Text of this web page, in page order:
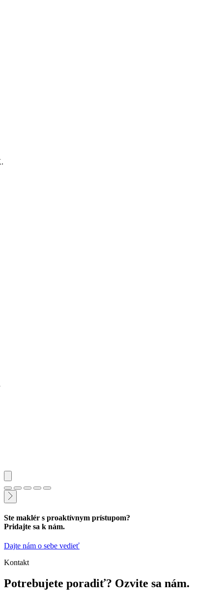
Ste maklér s proaktívnym prístupom?
Pridajte sa k nám.
Dajte nám o sebe vedieť
Kontakt
Potrebujete poradiť? Ozvite sa nám.